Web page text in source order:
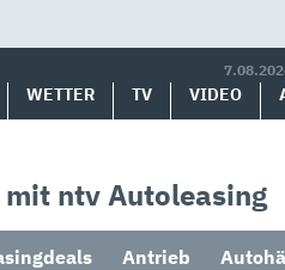
WETTER TV VIDEO
ntv Autoleasing
Antrieb